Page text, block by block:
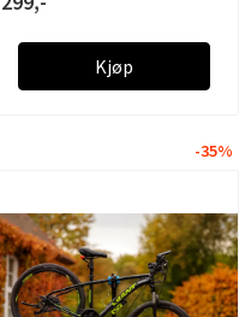
Kjøp
-35%